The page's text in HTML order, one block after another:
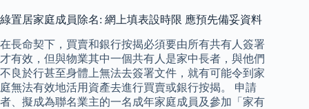
綠置居家庭成員除名: 網上填表設時限 應預先備妥資料
在長命契下，買賣和銀行按揭必須要由所有共有人簽署
才有效，但與物業其中一個共有人是家中長者，與他們
不良於行甚至身體上無法去簽署文件，就有可能令到家
庭無法有效地活用資產去進行買賣或銀行按揭。 申請
者、擬成為聯名業主的一名成年家庭成員及參加「家有